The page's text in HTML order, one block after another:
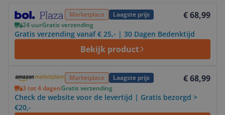
Marketplace Laagste prijs € 68,99
24 uurGratis verzending
Gratis verzending vanaf € 25,- | 30 Dagen Bedenktijd
Bekijk product
Marketplace Laagste prijs € 68,99
3 tot 4 dagenGratis verzending
Check de website voor de levertijd | Gratis bezorgd >
€20,-